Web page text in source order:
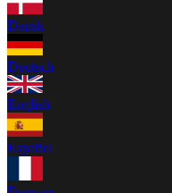
Dansk
Deutsch
English
Español